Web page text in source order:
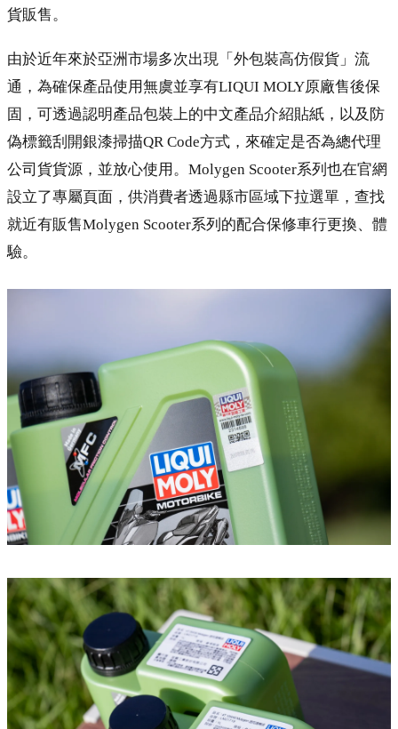
貨販售。
由於近年來於亞洲市場多次出現「外包裝高仿假貨」流
通，為確保產品使用無虞並享有LIQUI MOLY原廠售後保
固，可透過認明產品包裝上的中文產品介紹貼紙，以及防
偽標籤刮開銀漆掃描QR Code方式，來確定是否為總代理
公司貨貨源，並放心使用。Molygen Scooter系列也在官網
設立了專屬頁面，供消費者透過縣市區域下拉選單，查找
就近有販售Molygen Scooter系列的配合保修車行更換、體
驗。